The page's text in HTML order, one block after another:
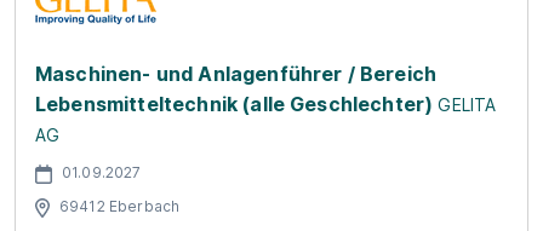
Maschinen- und Anlagenführer / Bereich
Lebensmitteltechnik (alle Geschlechter) GELITA
AG
01.09.2027
69412 Eberbach